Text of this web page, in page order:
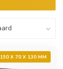
150 X 70 X 130 MM